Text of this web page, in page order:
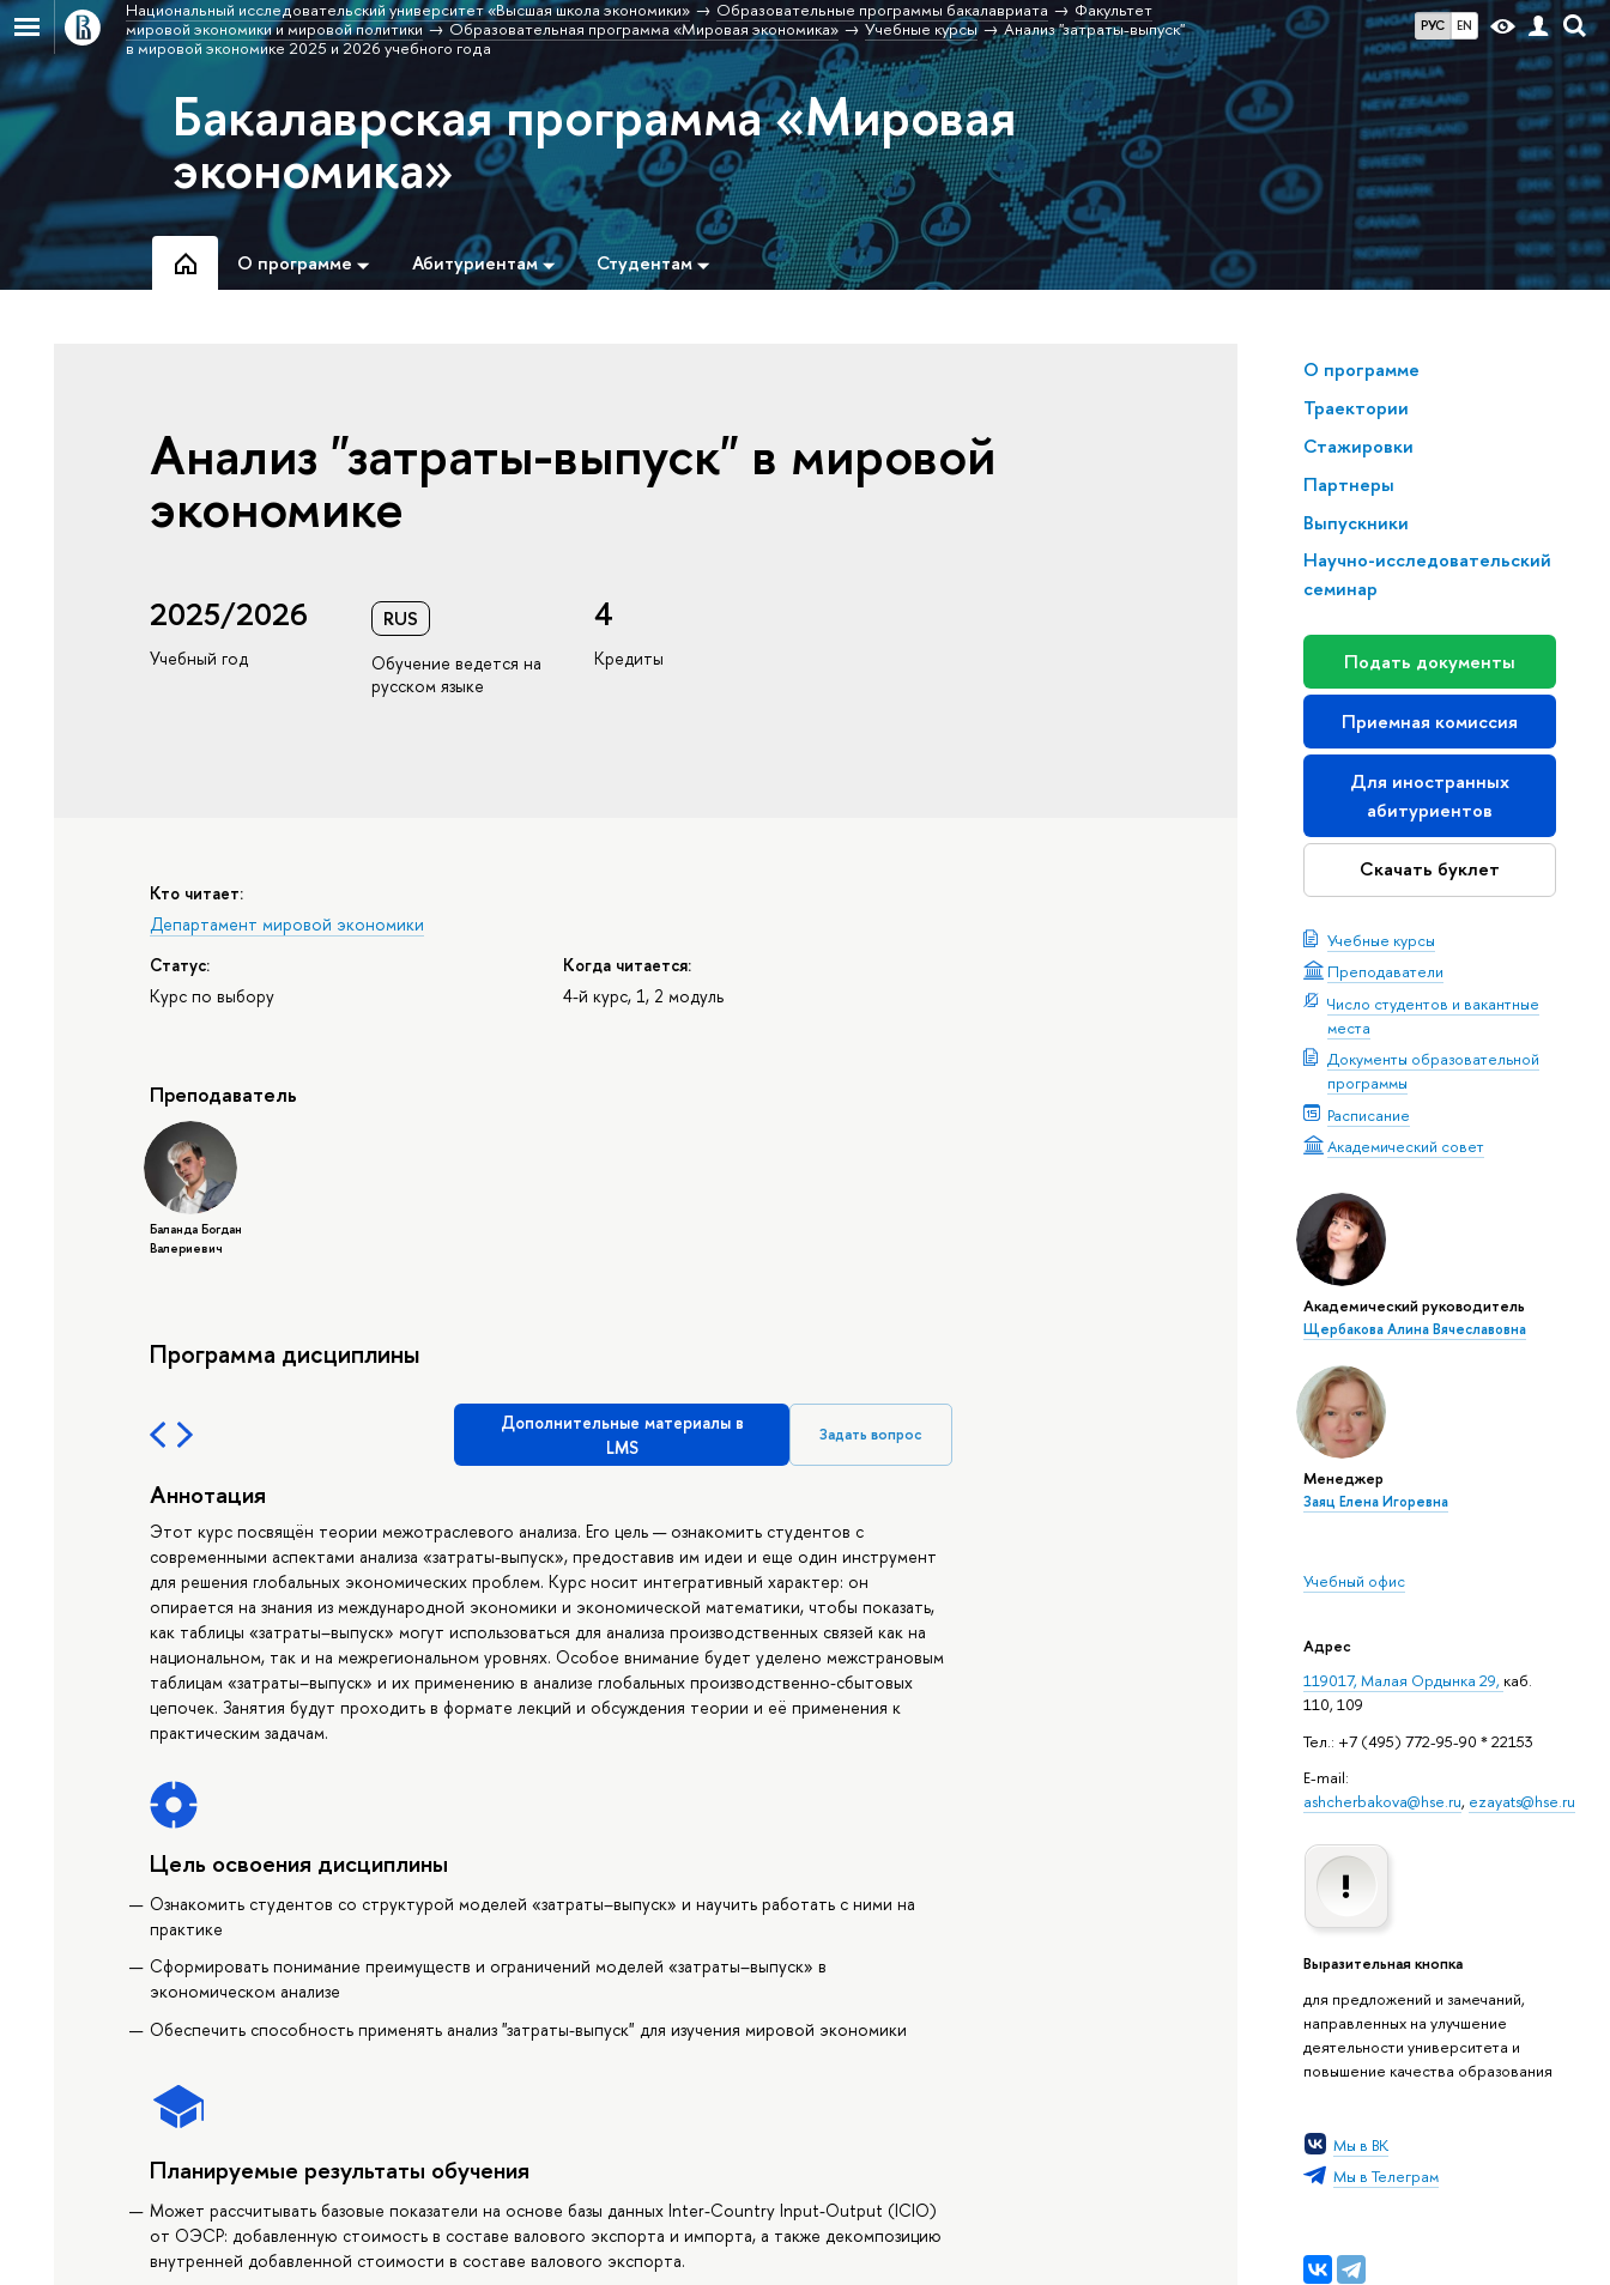
РУС EN
Национальный исследовательский университет «Высшая школа экономики» Образовательные программы бакалавриата
Факультет
мировой экономики и мировой политики
Образовательная программа «Мировая экономика» Учебные курсы
Анализ "затраты-выпуск"
в мировой экономике 2025 и 2026 учебного года
Бакалаврская программа «Мировая
экономика»
О программе Абитуриентам Студентам
О программе
Траектории
Стажировки
Партнеры
Выпускники
Научно-исследовательский
семинар
Подать документы
Приемная комиссия
Для иностранных
абитуриентов
Скачать буклет
Учебные курсы
Преподаватели
Число студентов и вакантные
места
Документы образовательной
программы
Расписание
Академический совет
Академический руководитель
Щербакова Алина Вячеславовна
Менеджер
Заяц Елена Игоревна
Учебный офис
Адрес
119017, Малая Ордынка 29, каб.
110, 109
Тел.: +7 (495) 772-95-90 * 22153
E-mail:
ashcherbakova@hse.ru, ezayats@hse.ru
Выразительная кнопка
для предложений и замечаний,
направленных на улучшение
деятельности университета и
повышение качества образования
Мы в ВК
Мы в Телеграм
Анализ "затраты-выпуск" в мировой
экономике
2025/2026
Учебный год
RUS
Обучение ведется на
русском языке
4
Кредиты
Кто читает:
Департамент мировой экономики
Статус:
Курс по выбору
Когда читается:
4-й курс, 1, 2 модуль
Преподаватель
Баланда Богдан
Валериевич
Программа дисциплины
Дополнительные материалы в
LMS
Задать вопрос
Аннотация
Этот курс посвящён теории межотраслевого анализа. Его цель — ознакомить студентов с
современными аспектами анализа «затраты-выпуск», предоставив им идеи и еще один инструмент
для решения глобальных экономических проблем. Курс носит интегративный характер: он
опирается на знания из международной экономики и экономической математики, чтобы показать,
как таблицы «затраты–выпуск» могут использоваться для анализа производственных связей как на
национальном, так и на межрегиональном уровнях. Особое внимание будет уделено межстрановым
таблицам «затраты–выпуск» и их применению в анализе глобальных производственно-сбытовых
цепочек. Занятия будут проходить в формате лекций и обсуждения теории и её применения к
практическим задачам.
Цель освоения дисциплины
Ознакомить студентов со структурой моделей «затраты–выпуск» и научить работать с ними на
практике
Сформировать понимание преимуществ и ограничений моделей «затраты–выпуск» в
экономическом анализе
Обеспечить способность применять анализ "затраты-выпуск" для изучения мировой экономики
Планируемые результаты обучения
Может рассчитывать базовые показатели на основе базы данных Inter-Country Input-Output (ICIO)
от ОЭСР: добавленную стоимость в составе валового экспорта и импорта, а также декомпозицию
внутренней добавленной стоимости в составе валового экспорта.